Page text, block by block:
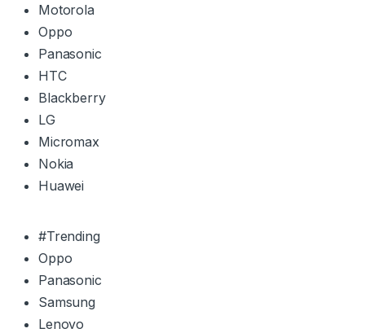
Motorola
Oppo
Panasonic
HTC
Blackberry
LG
Micromax
Nokia
Huawei
#Trending
Oppo
Panasonic
Samsung
Lenovo